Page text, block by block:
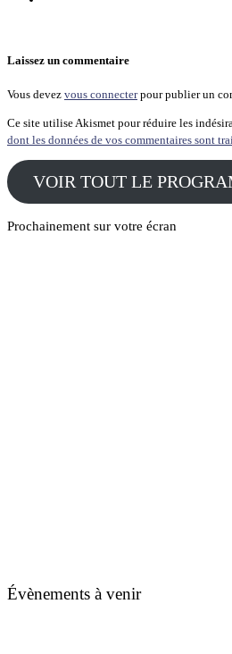
Laissez un commentaire
Vous devez vous connecterpour publier un
Ce site utilise Akismet pour réduire les
dont les données de vos commentaires sont
VOIR TOUT LE
Prochainement sur votre écran
Évènements à venir